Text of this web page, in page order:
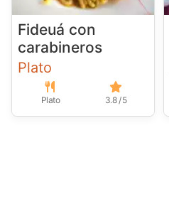
Fideuá con
carabineros
Plato
Plato 3.8 / 5